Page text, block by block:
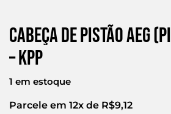
Cabeça de Pistão Aeg
– Kpp
1 em estoque
Parcele em 12x de R$9,12